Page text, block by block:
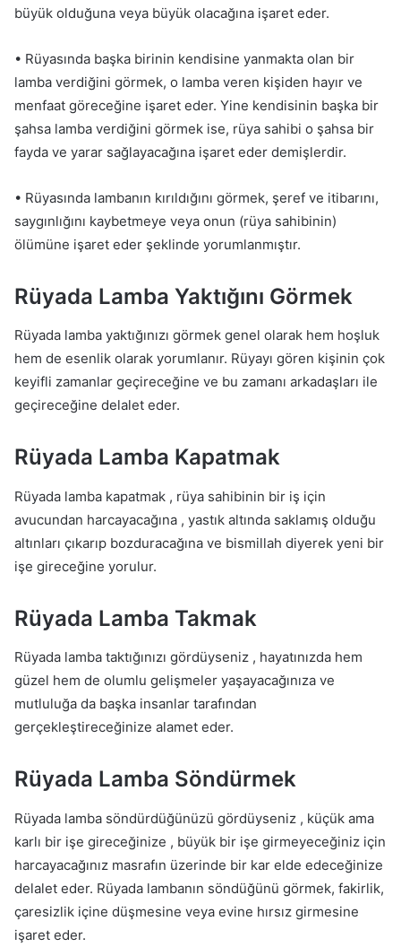
büyük olduğuna veya büyük olacağına işaret eder.
• Rüyasında başka birinin kendisine yanmakta olan bir
lamba verdiğini görmek, o lamba veren kişiden hayır ve
menfaat göreceğine işaret eder. Yine kendisinin başka bir
şahsa lamba verdiğini görmek ise, rüya sahibi o şahsa bir
fayda ve yarar sağlayacağına işaret eder demişlerdir.
• Rüyasında lambanın kırıldığını görmek, şeref ve itibarını,
saygınlığını kaybetmeye veya onun (rüya sahibinin)
ölümüne işaret eder şeklinde yorumlanmıştır.
Rüyada Lamba Yaktığını Görmek
Rüyada lamba yaktığınızı görmek genel olarak hem hoşluk
hem de esenlik olarak yorumlanır. Rüyayı gören kişinin çok
keyifli zamanlar geçireceğine ve bu zamanı arkadaşları ile
geçireceğine delalet eder.
Rüyada Lamba Kapatmak
Rüyada lamba kapatmak , rüya sahibinin bir iş için
avucundan harcayacağına , yastık altında saklamış olduğu
altınları çıkarıp bozduracağına ve bismillah diyerek yeni bir
işe gireceğine yorulur.
Rüyada Lamba Takmak
Rüyada lamba taktığınızı gördüyseniz , hayatınızda hem
güzel hem de olumlu gelişmeler yaşayacağınıza ve
mutluluğa da başka insanlar tarafından
gerçekleştireceğinize alamet eder.
Rüyada Lamba Söndürmek
Rüyada lamba söndürdüğünüzü gördüyseniz , küçük ama
karlı bir işe gireceğinize , büyük bir işe girmeyeceğiniz için
harcayacağınız masrafın üzerinde bir kar elde edeceğinize
delalet eder. Rüyada lambanın söndüğünü görmek, fakirlik,
çaresizlik içine düşmesine veya evine hırsız girmesine
işaret eder.